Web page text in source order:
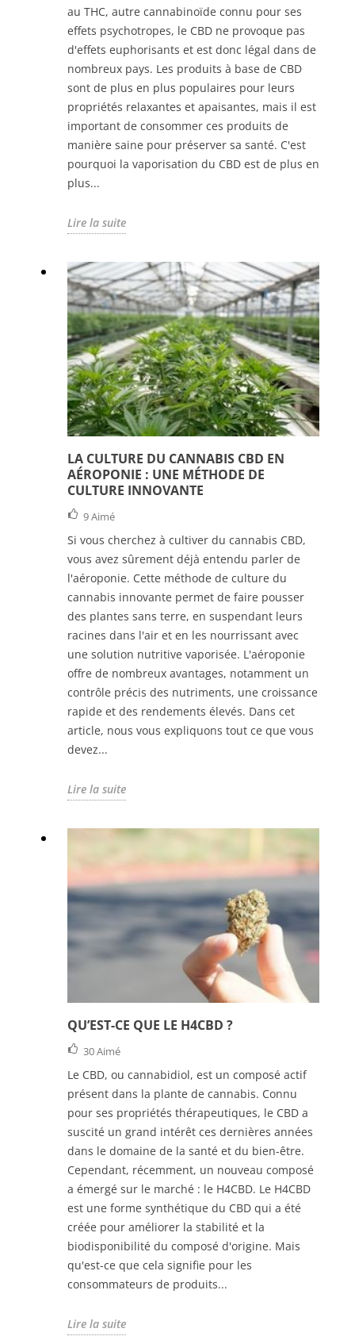
au THC, autre cannabinoïde connu pour ses
effets psychotropes, le CBD ne provoque pas
d'effets euphorisants et est donc légal dans de
nombreux pays. Les produits à base de CBD
sont de plus en plus populaires pour leurs
propriétés relaxantes et apaisantes, mais il est
important de consommer ces produits de
manière saine pour préserver sa santé. C'est
pourquoi la vaporisation du CBD est de plus en
plus...
Lire la suite
LA CULTURE DU CANNABIS CBD EN
AÉROPONIE : UNE MÉTHODE DE
CULTURE INNOVANTE
9Aimé
Si vous cherchez à cultiver du cannabis CBD,
vous avez sûrement déjà entendu parler de
l'aéroponie. Cette méthode de culture du
cannabis innovante permet de faire pousser
des plantes sans terre, en suspendant leurs
racines dans l'air et en les nourrissant avec
une solution nutritive vaporisée. L'aéroponie
offre de nombreux avantages, notamment un
contrôle précis des nutriments, une croissance
rapide et des rendements élevés. Dans cet
article, nous vous expliquons tout ce que vous
devez...
Lire la suite
QU’EST-CE QUE LE H4CBD ?
30Aimé
Le CBD, ou cannabidiol, est un composé actif
présent dans la plante de cannabis. Connu
pour ses propriétés thérapeutiques, le CBD a
suscité un grand intérêt ces dernières années
dans le domaine de la santé et du bien-être.
Cependant, récemment, un nouveau composé
a émergé sur le marché : le H4CBD. Le H4CBD
est une forme synthétique du CBD qui a été
créée pour améliorer la stabilité et la
biodisponibilité du composé d'origine. Mais
qu'est-ce que cela signifie pour les
consommateurs de produits...
Lire la suite